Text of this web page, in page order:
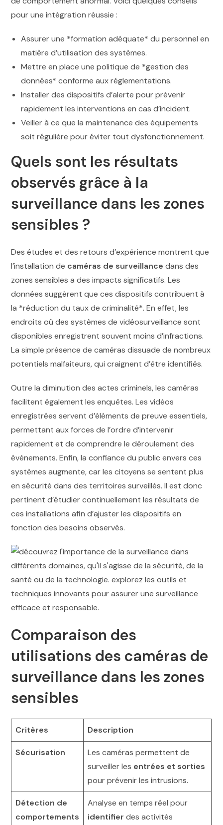
pour une intégration réussie :
Assurer une *formation adéquate* du personnel en
matière d’utilisation des systèmes.
Mettre en place une politique de *gestion des
données* conforme aux réglementations.
Installer des dispositifs d’alerte pour prévenir
rapidement les interventions en cas d’incident.
Veiller à ce que la maintenance des équipements
soit régulière pour éviter tout dysfonctionnement.
Quels sont les résultats
observés grâce à la
surveillance dans les zones
sensibles ?
Des études et des retours d’expérience montrent que
l’installation de caméras de surveillance dans des
zones sensibles a des impacts significatifs. Les
données suggèrent que ces dispositifs contribuent à
la *réduction du taux de criminalité*. En effet, les
endroits où des systèmes de vidéosurveillance sont
disponibles enregistrent souvent moins d’infractions.
La simple présence de caméras dissuade de nombreux
potentiels malfaiteurs, qui craignent d’être identifiés.
Outre la diminution des actes criminels, les caméras
facilitent également les enquêtes. Les vidéos
enregistrées servent d’éléments de preuve essentiels,
permettant aux forces de l’ordre d’intervenir
rapidement et de comprendre le déroulement des
événements. Enfin, la confiance du public envers ces
systèmes augmente, car les citoyens se sentent plus
en sécurité dans des territoires surveillés. Il est donc
pertinent d’étudier continuellement les résultats de
ces installations afin d’ajuster les dispositifs en
fonction des besoins observés.
Comparaison des
utilisations des caméras de
surveillance dans les zones
sensibles
Critères Description
Sécurisation
Les caméras permettent de
surveiller les entrées et sorties
pour prévenir les intrusions.
Détection de
comportements
Analyse en temps réel pour
identifier des activités